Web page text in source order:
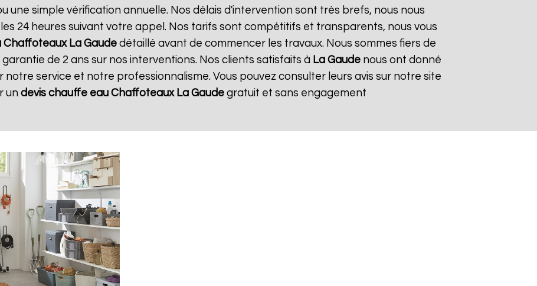
une simple vérification annuelle. Nos délais d'intervention sont très brefs, nous nous
24 heures suivant votre appel. Nos tarifs sont compétitifs et transparents, nous vous
Chaffoteaux La Gaude détaillé avant de commencer les travaux. Nous sommes fiers de
de 2 ans sur nos interventions. Nos clients satisfaits à La Gaude nous ont donné
notre service et notre professionnalisme. Vous pouvez consulter leurs avis sur notre site
un devis chauffe eau Chaffoteaux La Gaudegratuit et sans engagement